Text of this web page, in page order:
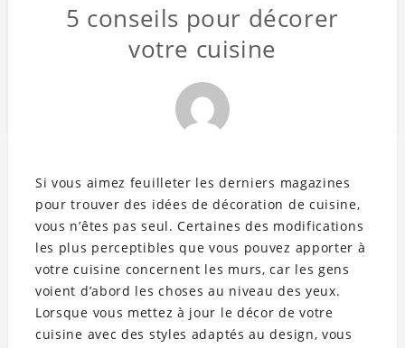
5 conseils pour décorer
votre cuisine
Si vous aimez feuilleter les derniers magazines
pour trouver des idées de décoration de cuisine,
vous n’êtes pas seul. Certaines des modifications
les plus perceptibles que vous pouvez apporter à
votre cuisine concernent les murs, car les gens
voient d’abord les choses au niveau des yeux.
Lorsque vous mettez à jour le décor de votre
cuisine avec des styles adaptés au design, vous